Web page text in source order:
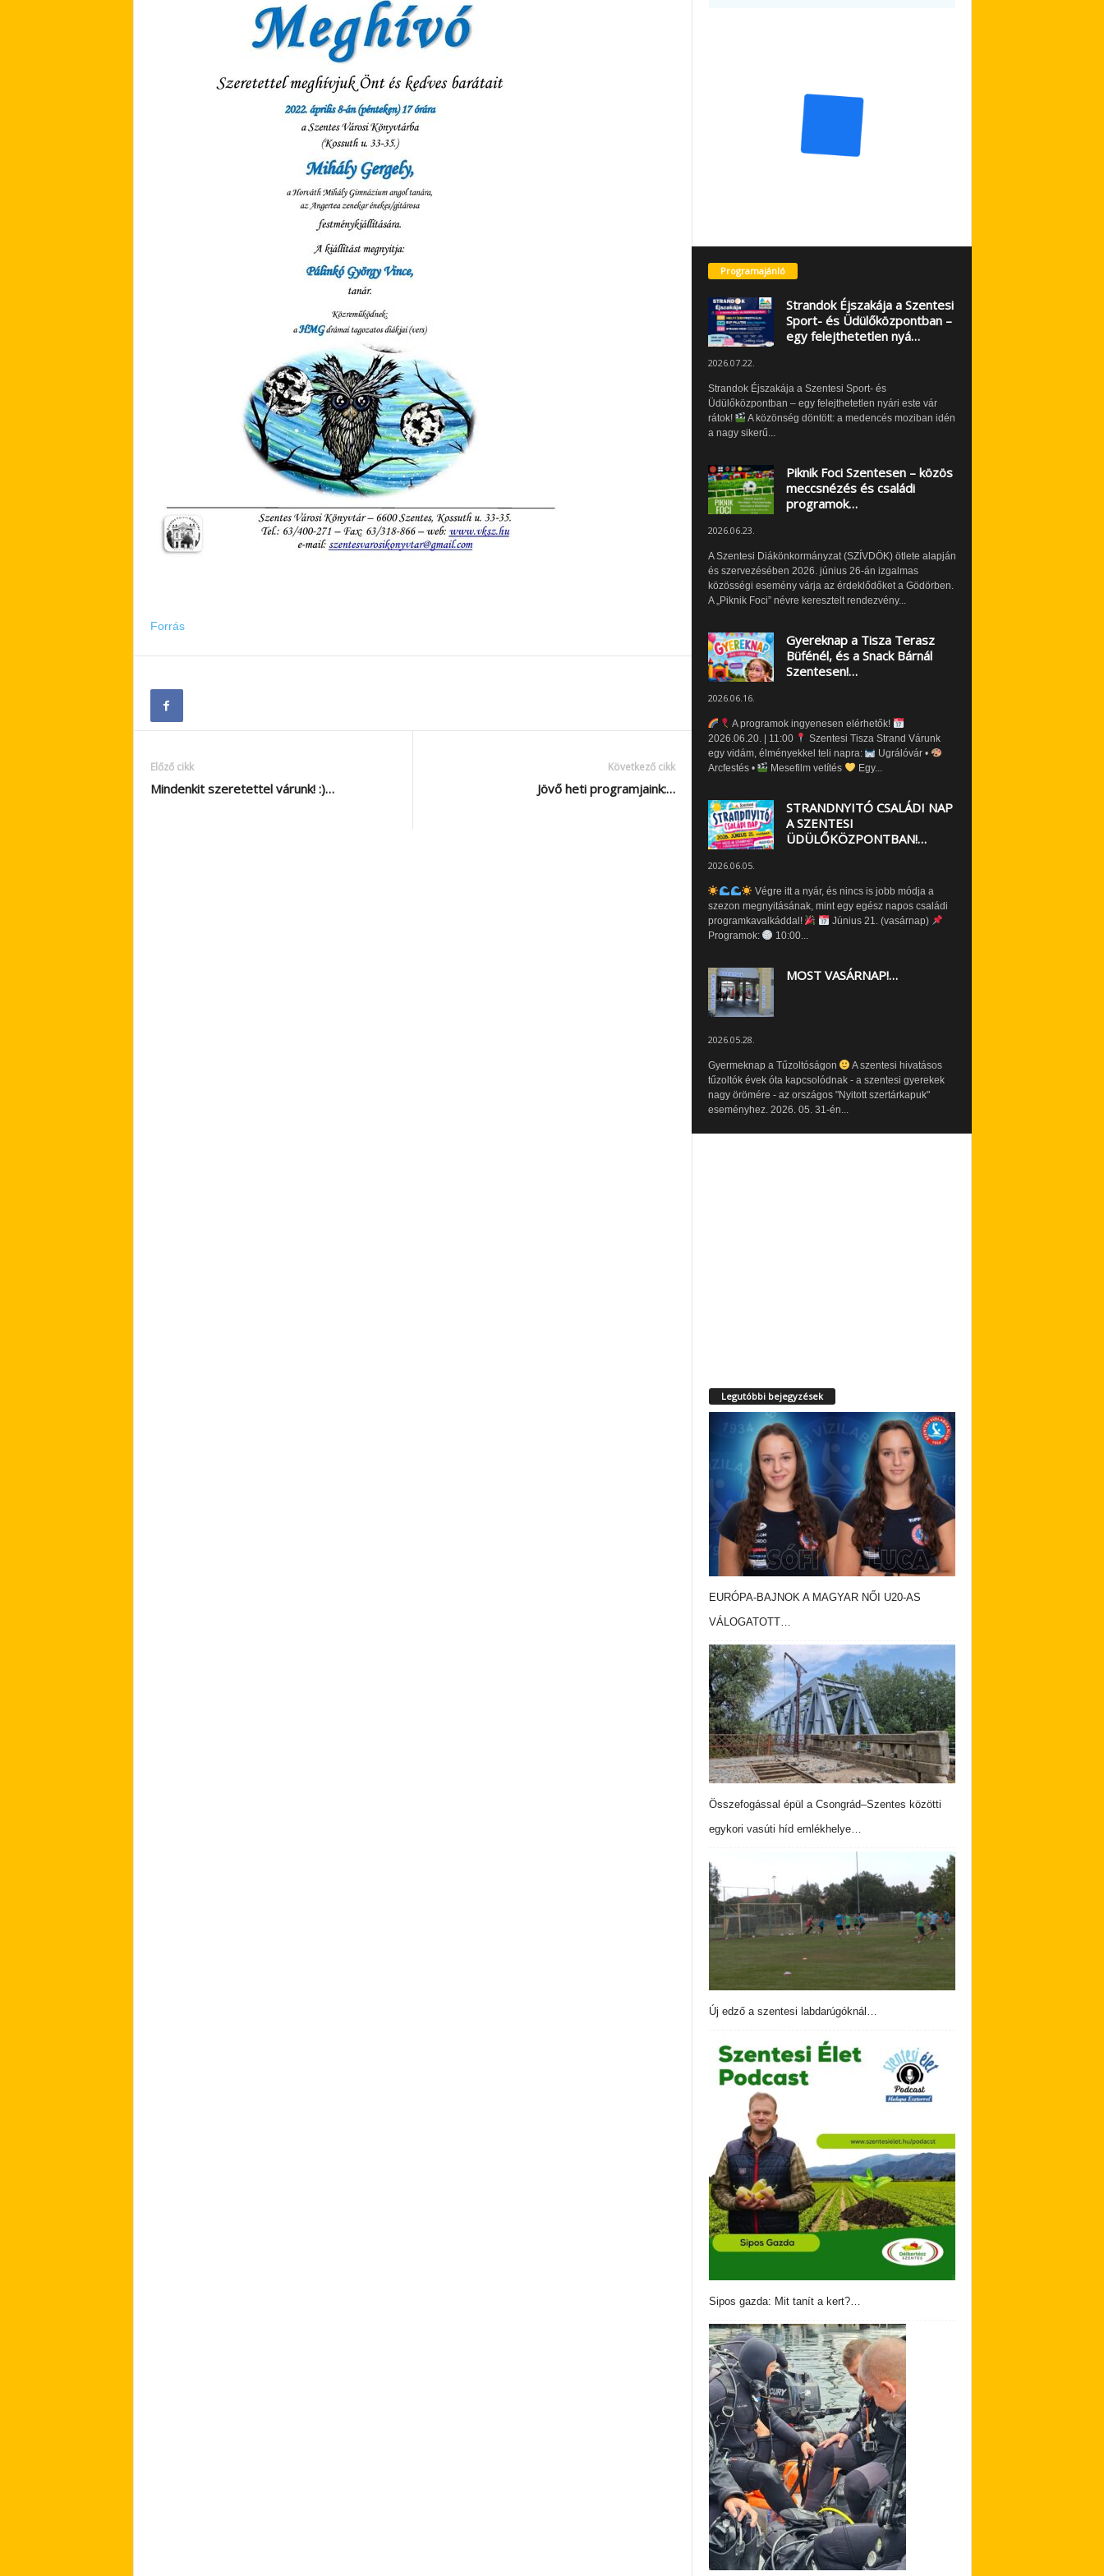
Forrás
Előző cikk
Mindenkit szeretettel várunk! :)…
Következő cikk
Jövő heti programjaink:…
Programajánló
Strandok Éjszakája a Szentesi
Sport- és Üdülőközpontban –
egy felejthetetlen nyá…
2026.07.22.
Strandok Éjszakája a Szentesi Sport- és
Üdülőközpontban – egy felejthetetlen nyári este vár
rátok!
A közönség döntött: a medencés moziban idén
a nagy sikerű...
Piknik Foci Szentesen – közös
meccsnézés és családi
programok…
2026.06.23.
A Szentesi Diákönkormányzat (SZÍVDÖK) ötlete alapján
és szervezésében 2026. június 26-án izgalmas
közösségi esemény várja az érdeklődőket a Gödörben.
A „Piknik Foci” névre keresztelt rendezvény...
Gyereknap a Tisza Terasz
Büfénél, és a Snack Bárnál
Szentesen!…
2026.06.16.
A programok ingyenesen elérhetők!
2026.06.20. | 11:00
Szentesi Tisza Strand Várunk
egy vidám, élményekkel teli napra:
Ugrálóvár •
Arcfestés •
Mesefilm vetítés Egy...
STRANDNYITÓ CSALÁDI NAP
A SZENTESI
ÜDÜLŐKÖZPONTBAN!…
2026.06.05.
Végre itt a nyár, és nincs is jobb módja a
szezon megnyitásának, mint egy egész napos családi
programkavalkáddal!
Június 21. (vasárnap)
Programok:
10:00...
MOST VASÁRNAP!…
2026.05.28.
Gyermeknap a Tűzoltóságon
A szentesi hivatásos
tűzoltók évek óta kapcsolódnak - a szentesi gyerekek
nagy örömére - az országos "Nyitott szertárkapuk"
eseményhez. 2026. 05. 31-én...
Legutóbbi bejegyzések
EURÓPA-BAJNOK A MAGYAR NŐI U20-AS
VÁLOGATOTT…
Összefogással épül a Csongrád–Szentes közötti
egykori vasúti híd emlékhelye…
Új edző a szentesi labdarúgóknál…
Sipos gazda: Mit tanít a kert?…